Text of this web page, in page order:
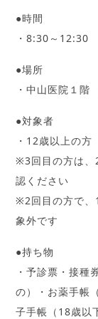
●時間
・8:30～12:30
●場所
・中山医院１
●対象者
・12歳以上の方
※3回目の方は、
認ください
※2回目の方で、
象外です
●持ち物
・予診票・接種
の）・お薬手帳
子手帳（18歳以